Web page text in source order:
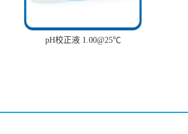
pH校正液 1.00@25℃